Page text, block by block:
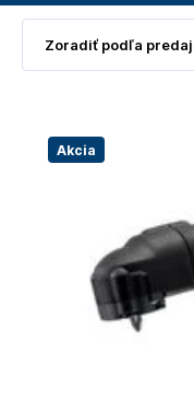
Akcia